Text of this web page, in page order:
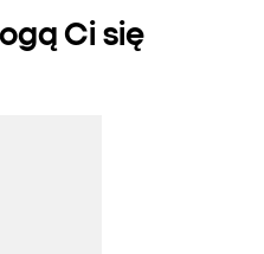
Ci się